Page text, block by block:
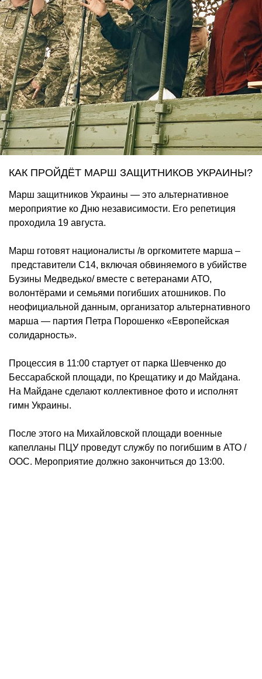
КАК ПРОЙДЁТ МАРШ ЗАЩИТНИКОВ УКРАИНЫ?
Марш защитников Украины — это альтернативное
мероприятие ко Дню независимости. Его репетиция
проходила 19 августа.
Марш готовят националисты /в оргкомитете марша –
представители С14, включая обвиняемого в убийстве
Бузины Медведько/ вместе с ветеранами АТО,
волонтёрами и семьями погибших атошников. По
неофициальной данным, организатор альтернативного
марша — партия Петра Порошенко «Европейская
солидарность».
Процессия в 11:00 стартует от парка Шевченко до
Бессарабской площади, по Крещатику и до Майдана.
На Майдане сделают коллективное фото и исполнят
гимн Украины.
После этого на Михайловской площади военные
капелланы ПЦУ проведут службу по погибшим в АТО /
ООС. Мероприятие должно закончиться до 13:00.